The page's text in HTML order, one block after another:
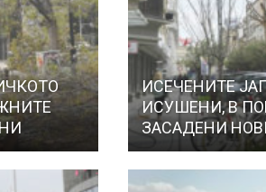
ИСЕЧЕНИТЕ
ИСУШЕНИ, В
ЗАСАДЕНИ